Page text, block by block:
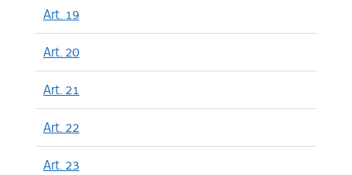
Art. 19
Art. 20
Art. 21
Art. 22
Art. 23